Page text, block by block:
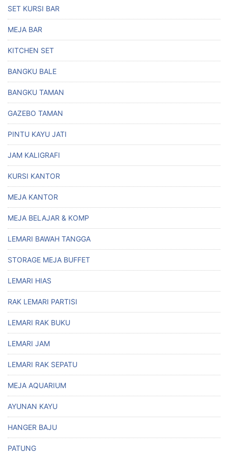
SET KURSI BAR
MEJA BAR
KITCHEN SET
BANGKU BALE
BANGKU TAMAN
GAZEBO TAMAN
PINTU KAYU JATI
JAM KALIGRAFI
KURSI KANTOR
MEJA KANTOR
MEJA BELAJAR & KOMP
LEMARI BAWAH TANGGA
STORAGE MEJA BUFFET
LEMARI HIAS
RAK LEMARI PARTISI
LEMARI RAK BUKU
LEMARI JAM
LEMARI RAK SEPATU
MEJA AQUARIUM
AYUNAN KAYU
HANGER BAJU
PATUNG